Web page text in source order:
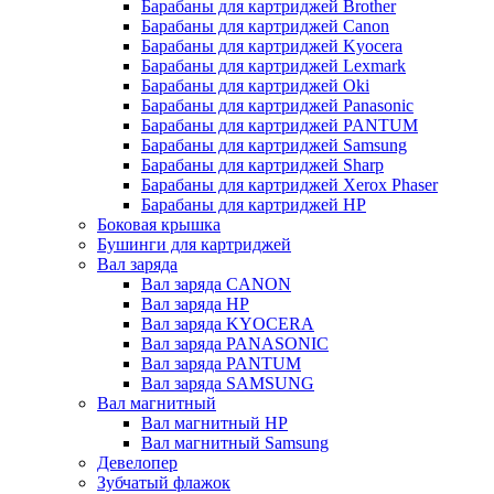
Барабаны для картриджей Brother
Барабаны для картриджей Canon
Барабаны для картриджей Kyocera
Барабаны для картриджей Lexmark
Барабаны для картриджей Oki
Барабаны для картриджей Panasonic
Барабаны для картриджей PANTUM
Барабаны для картриджей Samsung
Барабаны для картриджей Sharp
Барабаны для картриджей Xerox Phaser
Барабаны для картриджей НР
Боковая крышка
Бушинги для картриджей
Вал заряда
Вал заряда CANON
Вал заряда HP
Вал заряда KYOCERA
Вал заряда PANASONIC
Вал заряда PANTUM
Вал заряда SAMSUNG
Вал магнитный
Вал магнитный HP
Вал магнитный Samsung
Девелопер
Зубчатый флажок